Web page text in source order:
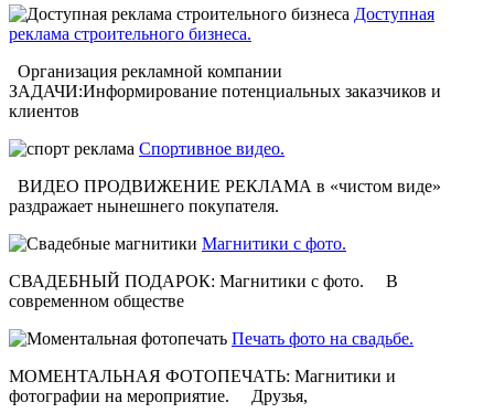
Доступная
реклама строительного бизнеса.
Организация рекламной компании
ЗАДАЧИ:Информирование потенциальных заказчиков и
клиентов
Спортивное видео.
ВИДЕО ПРОДВИЖЕНИЕ РЕКЛАМА в «чистом виде»
раздражает нынешнего покупателя.
Магнитики с фото.
СВАДЕБНЫЙ ПОДАРОК: Магнитики с фото. В
современном обществе
Печать фото на свадьбе.
МОМЕНТАЛЬНАЯ ФОТОПЕЧАТЬ: Магнитики и
фотографии на мероприятие. Друзья,